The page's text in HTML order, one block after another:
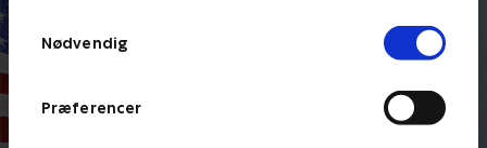
Nødvendig
Præferencer